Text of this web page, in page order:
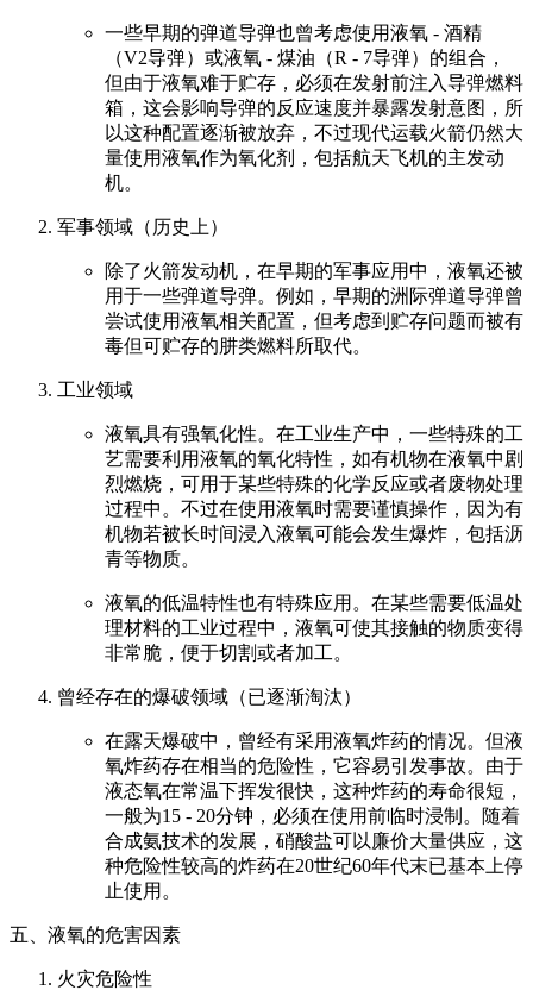
一些早期的弹道导弹也曾考虑使用液氧 - 酒精
（V2导弹）或液氧 - 煤油（R - 7导弹）的组合，
但由于液氧难于贮存，必须在发射前注入导弹燃料
箱，这会影响导弹的反应速度并暴露发射意图，所
以这种配置逐渐被放弃，不过现代运载火箭仍然大
量使用液氧作为氧化剂，包括航天飞机的主发动
机。
军事领域（历史上）
除了火箭发动机，在早期的军事应用中，液氧还被
用于一些弹道导弹。例如，早期的洲际弹道导弹曾
尝试使用液氧相关配置，但考虑到贮存问题而被有
毒但可贮存的肼类燃料所取代。
工业领域
液氧具有强氧化性。在工业生产中，一些特殊的工
艺需要利用液氧的氧化特性，如有机物在液氧中剧
烈燃烧，可用于某些特殊的化学反应或者废物处理
过程中。不过在使用液氧时需要谨慎操作，因为有
机物若被长时间浸入液氧可能会发生爆炸，包括沥
青等物质。
液氧的低温特性也有特殊应用。在某些需要低温处
理材料的工业过程中，液氧可使其接触的物质变得
非常脆，便于切割或者加工。
曾经存在的爆破领域（已逐渐淘汰）
在露天爆破中，曾经有采用液氧炸药的情况。但液
氧炸药存在相当的危险性，它容易引发事故。由于
液态氧在常温下挥发很快，这种炸药的寿命很短，
一般为15 - 20分钟，必须在使用前临时浸制。随着
合成氨技术的发展，硝酸盐可以廉价大量供应，这
种危险性较高的炸药在20世纪60年代末已基本上停
止使用。
五、液氧的危害因素
火灾危险性